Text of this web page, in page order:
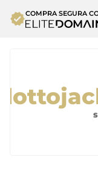
verifiedCOMPRA SEGURA